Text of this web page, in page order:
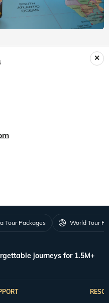
Tour Packages World Tour
journeys for 1.5M+